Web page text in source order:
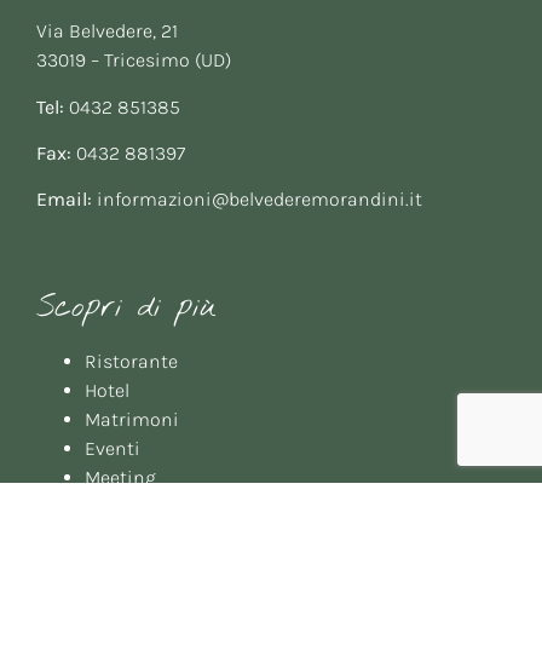
Via Belvedere, 21
33019 – Tricesimo (UD)
Tel: 0432 851385
Fax: 0432 881397
Email: informazioni@belvederemorandini.it
Scopri di più
Ristorante
Hotel
Matrimoni
Eventi
Meeting